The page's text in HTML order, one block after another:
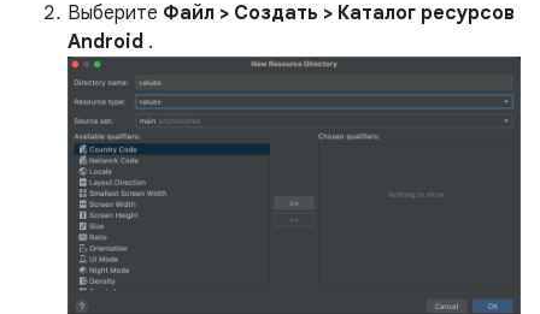
Выберите Файл > Создать > Каталог ресурсов
Android .